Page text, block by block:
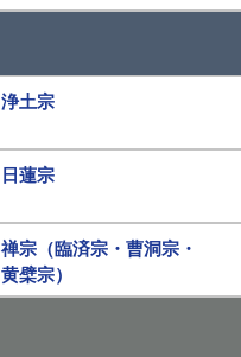
浄土宗
日蓮宗
禅宗（臨済宗・曹洞宗・
黄檗宗）